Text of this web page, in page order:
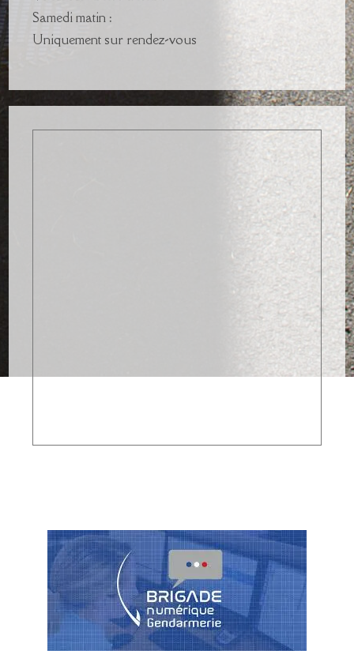
Samedi matin :
Uniquement sur rendez-vous